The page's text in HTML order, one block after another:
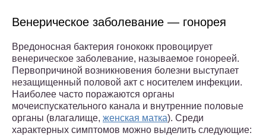
Венерическое заболевание — гонорея
Вредоносная бактерия гонококк провоцирует
венерическое заболевание, называемое гонореей.
Первопричиной возникновения болезни выступает
незащищенный половой акт с носителем инфекции.
Наиболее часто поражаются органы
мочеиспускательного канала и внутренние половые
органы (влагалище, женская матка). Среди
характерных симптомов можно выделить следующие: